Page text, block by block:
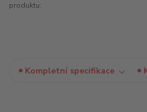
produktu:
Kompletní specifikace